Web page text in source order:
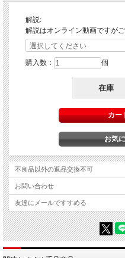
相手に白紙に好きな
それを裏向けて
何と！徐々に相手の描い
相手が持っていた紙を
相手にパスケースから中
解説:
解説はオンライン動画ですが
購入数： 個
在庫
不良品以外の返品交換不可
お問い合わせ
友達にメールですすめる